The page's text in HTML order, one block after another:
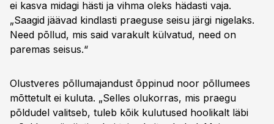
ei kasva midagi hästi ja vihma oleks hädasti vaja.
„Saagid jäävad kindlasti praeguse seisu järgi nigelaks.
Need põllud, mis said varakult külvatud, need on
paremas seisus.“
Olustveres põllumajandust õppinud noor põllumees
mõttetult ei kuluta. „Selles olukorras, mis praegu
põldudel valitseb, tuleb kõik kulutused hoolikalt läbi